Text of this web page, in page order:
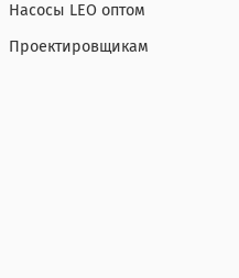
Насосы LEO оптом
Проектировщикам